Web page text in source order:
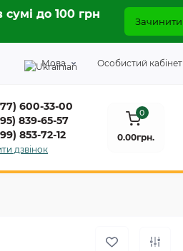
до 100 грн
Зачинити
Мова Особистий кабінет
600-33-00
839-65-57
853-72-12
дзвінок
0
0.00грн.